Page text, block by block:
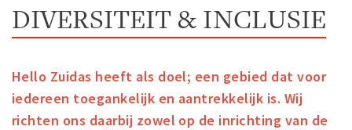
Zuidas Jobs
Restaurants
Bars
DIVERSITEIT & INCLUSIE
Hello Zuidas heeft als doel; een gebied dat voor
iedereen toegankelijk en aantrekkelijk is. Wij
richten ons daarbij zowel op de inrichting van de